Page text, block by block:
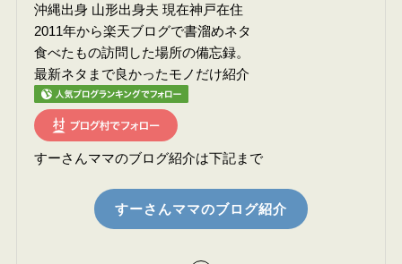
沖縄出身 山形出身夫 現在神戸在住
2011年から楽天ブログで書溜めネタ
食べたもの訪問した場所の備忘録。
最新ネタまで良かったモノだけ紹介
すーさんママのブログ紹介は下記まで
すーさんママのブログ紹介